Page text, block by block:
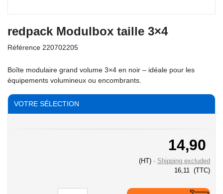
redpack Modulbox taille 3×4
Référence 220702205
Boîte modulaire grand volume 3×4 en noir – idéale pour les
équipements volumineux ou encombrants.
VOTRE SÉLECTION
14,90
(HT)
Shipping excluded
16,11 (TTC)